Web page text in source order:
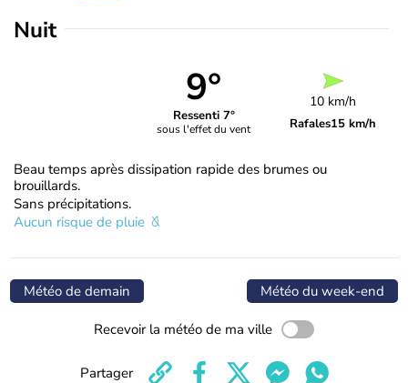
Nuit
9°
Ressenti 7°
sous l'effet du vent
10 km/h
Rafales15 km/h
Beau temps après dissipation rapide des brumes ou
brouillards.
Sans précipitations.
Aucun risque de pluie
Météo de demain Météo du week-end
Recevoir la météo de ma ville
Partager